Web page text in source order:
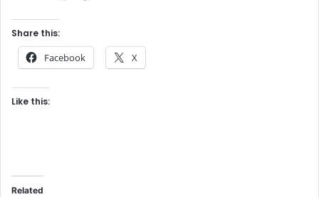
Share this:
Facebook X
Like this:
Related